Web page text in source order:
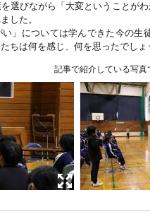
選びながら「大変ということが
した。
」については学んできた今の
ちは何を感じ、何を思ったでし
記事で紹介している写真